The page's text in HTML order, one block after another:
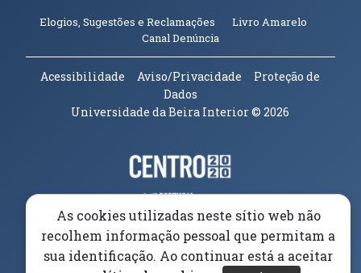
Elogios, Sugestões e Reclamações Livro Amarelo
Canal Denúncia(abre em nova janela)
Acessibilidade Aviso/Privacidade
Proteção de
Dados
Universidade da Beira Interior© 2026
Parceiros e Financiadores
(abre em nova janela)
(abre em nova janela)
As cookies utilizadas neste sítio web não
recolhem informação pessoal que permitam a
sua identificação. Ao continuar está a aceitar